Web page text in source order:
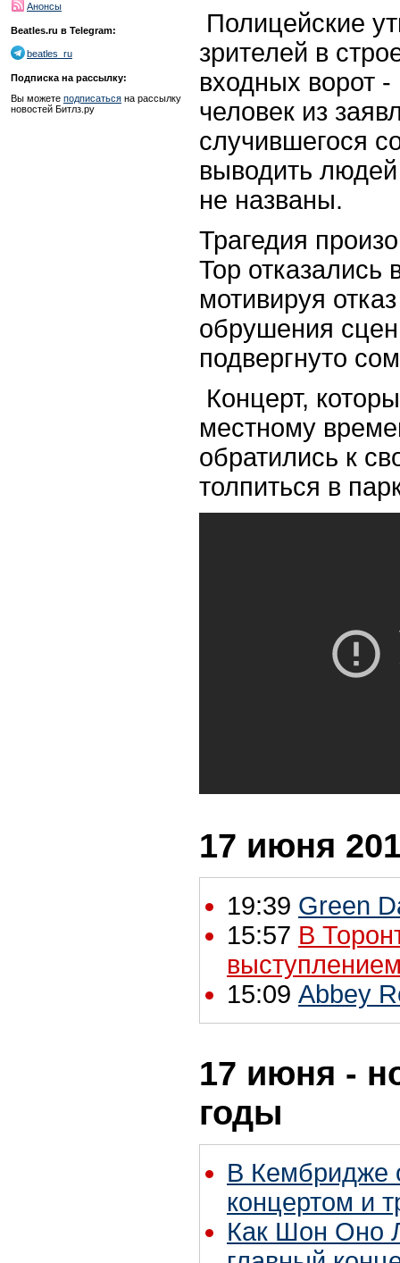
Анонсы
Beatles.ru в Telegram:
beatles_ru
Подписка на рассылку:
Вы можете подписаться на рассылку
новостей Битлз.ру
Полицейские
зрителей в
входных ворот
человек из
случившегося
выводить
не названы.
Трагедия
Top отказались
мотивируя
обрушения
подвергнуто
Концерт,
местному
обратились к
толпиться в
17 июня
19:39 Green
15:57 В
15:09 Abbey
17 июня -
годы
В Кембридже
концертом и
Как Шон Оно